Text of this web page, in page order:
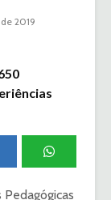
2019